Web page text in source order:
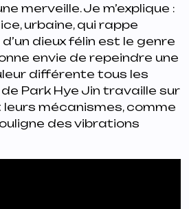
merveille. Je m’explique :
urbaine, qui rappe
dieux félin est le genre
envie de repeindre une
différente tous les
de Park Hye Jin travaille sur
mécanismes, comme
des vibrations